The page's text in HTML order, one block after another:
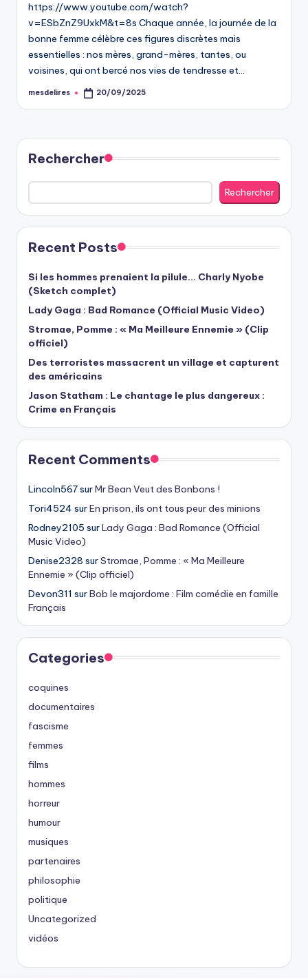
https://www.youtube.com/watch?
v=ESbZnZ9UxkM&t=8s Chaque année, la journée de la
bonne femme célèbre ces figures discrètes mais
essentielles : nos mères, grand-mères, tantes, ou
voisines, qui ont bercé nos vies de tendresse et…
Posted
mesdelires 20/09/2025
Rechercher
Rechercher
Recent Posts
Si les hommes prenaient la pilule… Charly Nyobe
(Sketch complet)
Lady Gaga : Bad Romance (Official Music Video)
Stromae, Pomme : « Ma Meilleure Ennemie » (Clip
officiel)
Des terroristes massacrent un village et capturent
des américains
Jason Statham : Le chantage le plus dangereux :
Crime en Français
Recent Comments
Lincoln567surMr Bean Veut des Bonbons !
Tori4524 surEn prison, ils ont tous peur des minions
Rodney2105 surLady Gaga : Bad Romance (Official
Music Video)
Denise2328 surStromae, Pomme : « Ma Meilleure
Ennemie » (Clip officiel)
Devon311 surBob le majordome : Film comédie en famille
Français
Categories
coquines
documentaires
fascisme
femmes
films
hommes
horreur
humour
musiques
partenaires
philosophie
politique
Uncategorized
vidéos